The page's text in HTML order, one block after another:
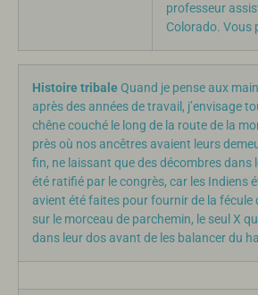
professeur
Colorado. Vous
Histoire tribaleQuand je pense aux
après des années de travail, j’envisage
chêne couché le long de la route de la
près où nos ancêtres avaient leurs
fin, ne laissant que des décombres dans
été ratifié par le congrès, car les Indiens
avient été faites pour fournir de la fécule
sur le morceau de parchemin, le seul X
dans leur dos avant de les balancer du